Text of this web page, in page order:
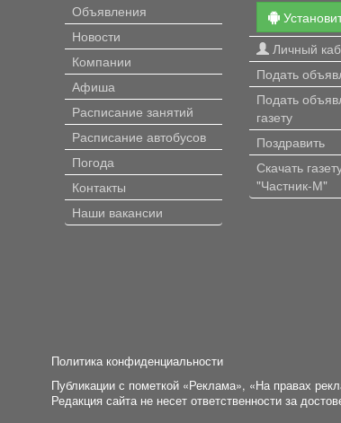
Объявления
Новости
Компании
Афиша
Расписание занятий
Расписание автобусов
Погода
Контакты
Наши вакансии
Личный
Подать
Подать
газету
Поздравить
Скачать
"Частник-М"
Политика конфиденциальности
Публикации с пометкой «Реклама», «На правах
Редакция сайта не несет ответственности за